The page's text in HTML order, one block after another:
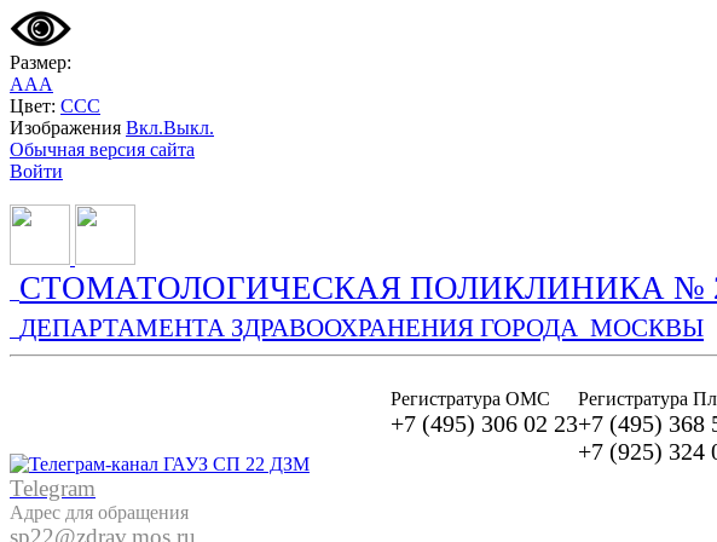
Размер:
AAA
Цвет: CCC
Изображения Вкл.Выкл.
Обычная версия сайта
Войти
СТОМАТОЛОГИЧЕСКАЯ ПОЛИКЛИНИКА №
ДЕПАРТАМЕНТА ЗДРАВООХРАНЕНИЯ ГОРОДА МОСКВЫ
Регистратура ОМС
+7 (495) 306 02 23
Регистратура
+7 (495) 368
+7 (925) 324
Telegram
Адрес для обращения
sp22@zdrav.mos.ru